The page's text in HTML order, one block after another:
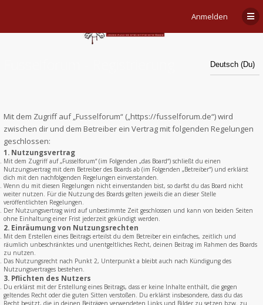
Anmelden
Mit dem Zugriff auf „Fusselforum“ („https://fusselforum.de“) wird
zwischen dir und dem Betreiber ein Vertrag mit folgenden Regelungen
geschlossen:
1. Nutzungsvertrag
Mit dem Zugriff auf „Fusselforum“ (im Folgenden „das Board“) schließt du einen
Nutzungsvertrag mit dem Betreiber des Boards ab (im Folgenden „Betreiber“) und erklärst
dich mit den nachfolgenden Regelungen einverstanden.
Wenn du mit diesen Regelungen nicht einverstanden bist, so darfst du das Board nicht
weiter nutzen. Für die Nutzung des Boards gelten jeweils die an dieser Stelle
veröffentlichten Regelungen.
Der Nutzungsvertrag wird auf unbestimmte Zeit geschlossen und kann von beiden Seiten
ohne Einhaltung einer Frist jederzeit gekündigt werden.
2. Einräumung von Nutzungsrechten
Mit dem Erstellen eines Beitrags erteilst du dem Betreiber ein einfaches, zeitlich und
räumlich unbeschränktes und unentgeltliches Recht, deinen Beitrag im Rahmen des Boards
zu nutzen.
Das Nutzungsrecht nach Punkt 2, Unterpunkt a bleibt auch nach Kündigung des
Nutzungsvertrages bestehen.
3. Pflichten des Nutzers
Du erklärst mit der Erstellung eines Beitrags, dass er keine Inhalte enthält, die gegen
geltendes Recht oder die guten Sitten verstoßen. Du erklärst insbesondere, dass du das
Recht besitzt, die in deinen Beiträgen verwendeten Links und Bilder zu setzen bzw. zu